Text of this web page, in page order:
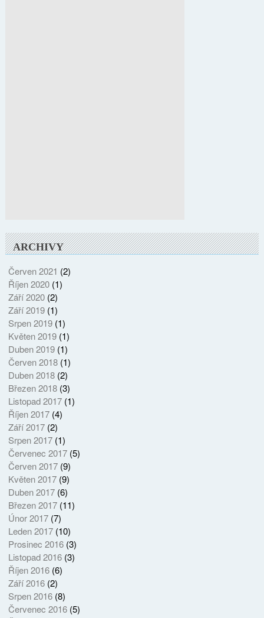
ARCHIVY
Červen 2021 (2)
Říjen 2020(1)
Září 2020(2)
Září 2019(1)
Srpen 2019(1)
Květen 2019(1)
Duben 2019(1)
Červen 2018(1)
Duben 2018(2)
Březen 2018(3)
Listopad 2017(1)
Říjen 2017(4)
Září 2017(2)
Srpen 2017(1)
Červenec 2017(5)
Červen 2017(9)
Květen 2017(9)
Duben 2017(6)
Březen 2017(11)
Únor 2017(7)
Leden 2017(10)
Prosinec 2016(3)
Listopad 2016(3)
Říjen 2016(6)
Září 2016(2)
Srpen 2016(8)
Červenec 2016(5)